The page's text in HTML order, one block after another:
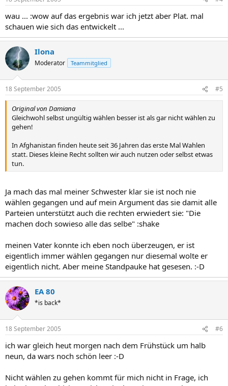
wau ... :wow auf das ergebnis war ich jetzt aber Plat. mal
schauen wie sich das entwickelt ...
Ilona
Moderator Teammitglied
18 September 2005 #5
Original von Damiana
Gleichwohl selbst ungültig wählen besser ist als gar nicht wählen zu
gehen!
In Afghanistan finden heute seit 36 Jahren das erste Mal Wahlen
statt. Dieses kleine Recht sollten wir auch nutzen oder selbst etwas
tun.
Ja mach das mal meiner Schwester klar sie ist noch nie
wählen gegangen und auf mein Argument das sie damit alle
Parteien unterstützt auch die rechten erwiedert sie: "Die
machen doch sowieso alle das selbe" :shake
meinen Vater konnte ich eben noch überzeugen, er ist
eigentlich immer wählen gegangen nur diesemal wolte er
eigentlich nicht. Aber meine Standpauke hat gesesen. :-D
EA 80
*is back*
18 September 2005 #6
ich war gleich heut morgen nach dem Frühstück um halb
neun, da wars noch schön leer :-D
Nicht wählen zu gehen kommt für mich nicht in Frage, ich